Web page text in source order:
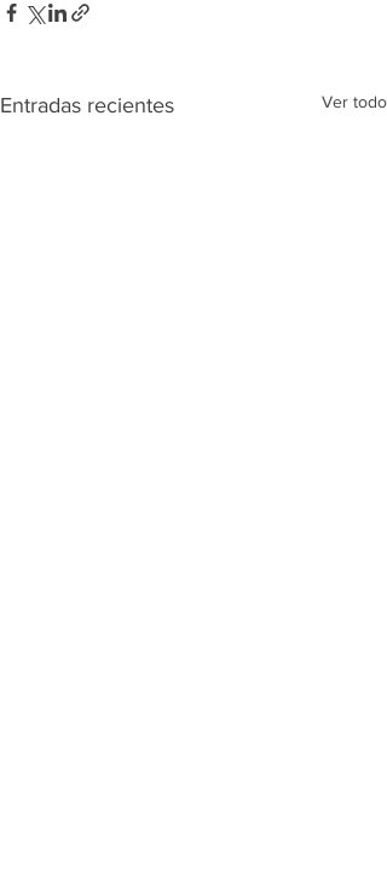
Entradas recientes Ver todo